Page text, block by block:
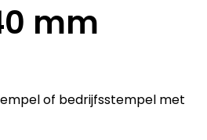
mm
of bedrijfsstempel met